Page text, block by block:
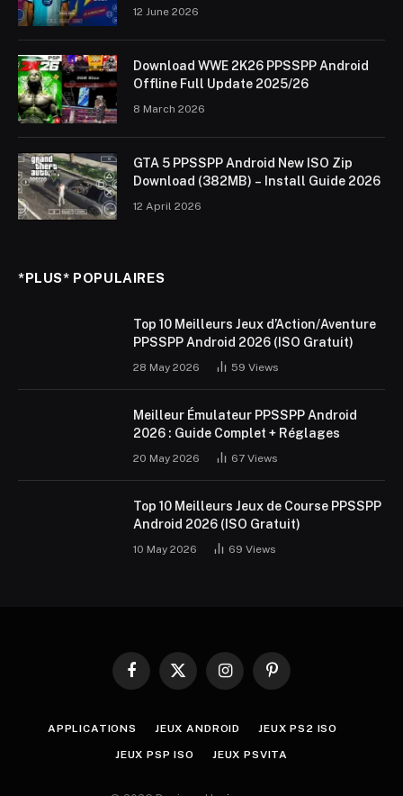
12 June 2026
Download WWE 2K26 PPSSPP Android
Offline Full Update 2025/26
8 March 2026
GTA 5 PPSSPP Android New ISO Zip
Download (382MB) – Install Guide 2026
12 April 2026
*PLUS* POPULAIRES
Top 10 Meilleurs Jeux d’Action/Aventure
PPSSPP Android 2026 (ISO Gratuit)
28 May 2026 59 Views
Meilleur Émulateur PPSSPP Android
2026 : Guide Complet + Réglages
20 May 2026 67 Views
Top 10 Meilleurs Jeux de Course PPSSPP
Android 2026 (ISO Gratuit)
10 May 2026 69 Views
Facebook
X
InstagramPinterest
APPLICATIONS JEUX ANDROID JEUX PS2 ISO
JEUX PSP ISO JEUX PSVITA